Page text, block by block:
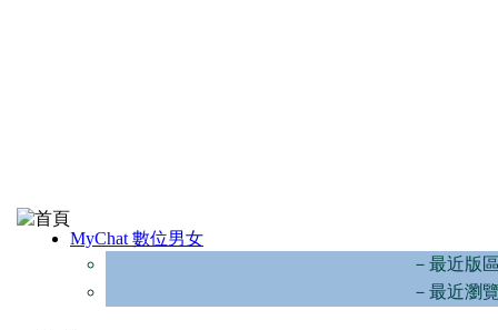
MyChat 數位男女
－最近版
－最近瀏